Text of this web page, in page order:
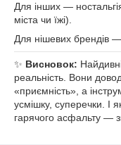
Для інших —
міста чи їжі).
Для нішевих брендів
✨ Висновок:
реальність. Вони
«приємність», а
усмішку, суперечки. І
гарячого асфальту —